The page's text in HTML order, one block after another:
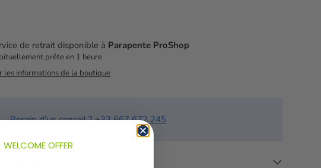
de retrait disponible à Parapente ProShop
prête en 1 heure
les informations de la boutique
Besoin d'un conseil ? +33 667 672 245
WELCOME OFFER